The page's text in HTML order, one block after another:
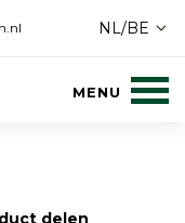
NL/BE
delen